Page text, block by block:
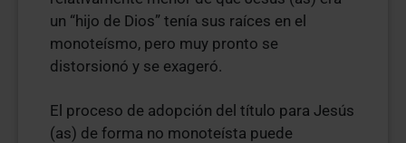
un “hijo de Dios” tenía sus raíces en el
monoteísmo, pero muy pronto se
distorsionó y se exageró.
El proceso de adopción del título para Jesús
(as) de forma no monoteísta puede